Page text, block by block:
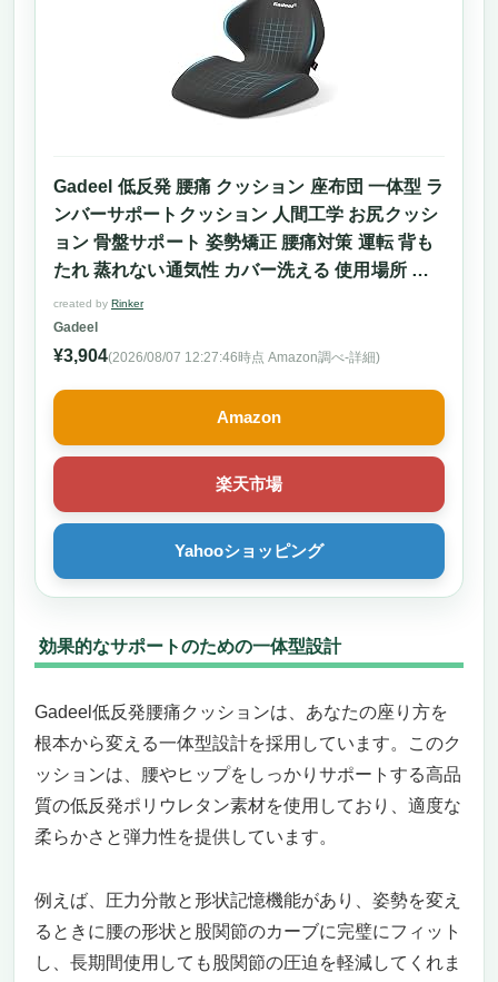
Gadeel 低反発 腰痛 クッション 座布団 一体型 ラ
ンバーサポートクッション 人間工学 お尻クッシ
ョン 骨盤サポート 姿勢矯正 腰痛対策 運転 背も
たれ 蒸れない通気性 カバー洗える 使用場所 オ
フィス/車中/自宅/プレゼント用(ブラック)
created by Rinker
Gadeel
¥3,904(2026/08/07 12:27:46時点 Amazon調べ-詳細)
Amazon
楽天市場
Yahooショッピング
効果的なサポートのための一体型設計
Gadeel低反発腰痛クッションは、あなたの座り方を
根本から変える一体型設計を採用しています。このク
ッションは、腰やヒップをしっかりサポートする高品
質の低反発ポリウレタン素材を使用しており、適度な
柔らかさと弾力性を提供しています。
例えば、圧力分散と形状記憶機能があり、姿勢を変え
るときに腰の形状と股関節のカーブに完璧にフィット
し、長期間使用しても股関節の圧迫を軽減してくれま